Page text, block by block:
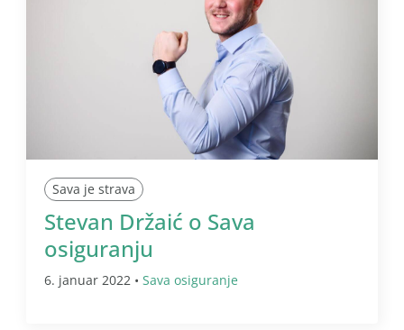
Sava je strava
Stevan Držaić o Sava
osiguranju
6. januar 2022 • Sava osiguranje